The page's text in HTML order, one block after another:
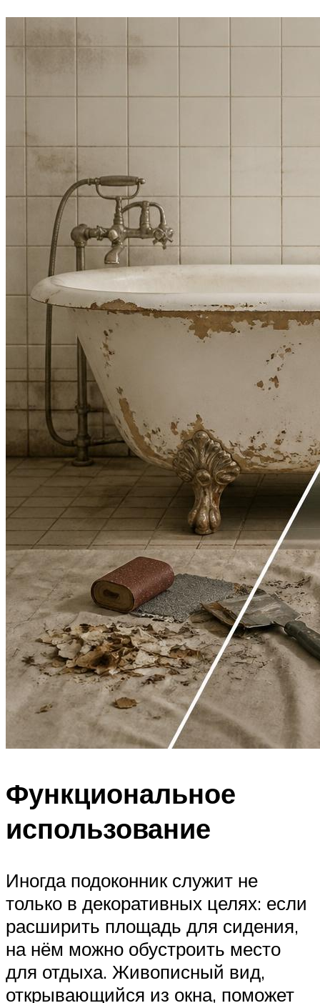
Функциональное
использование
Иногда подоконник служит не
только в декоративных целях: если
расширить площадь для сидения,
на нём можно обустроить место
для отдыха. Живописный вид,
открывающийся из окна, поможет